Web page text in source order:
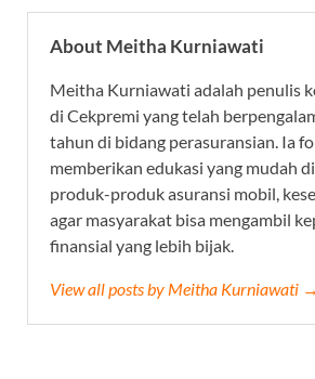
About Meitha Kurniawati
Meitha Kurniawati adalah penulis
di Cekpremi yang telah
tahun di bidang perasuransian. Ia
memberikan edukasi yang mudah
produk-produk asuransi mobil,
agar masyarakat bisa mengambil
finansial yang lebih bijak.
View all posts by Meitha Kurniawati →